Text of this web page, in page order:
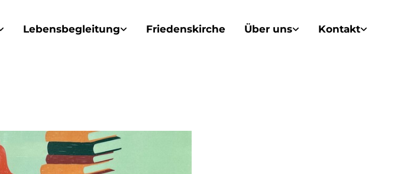
Lebensbegleitung Friedenskirche Über uns Kontakt